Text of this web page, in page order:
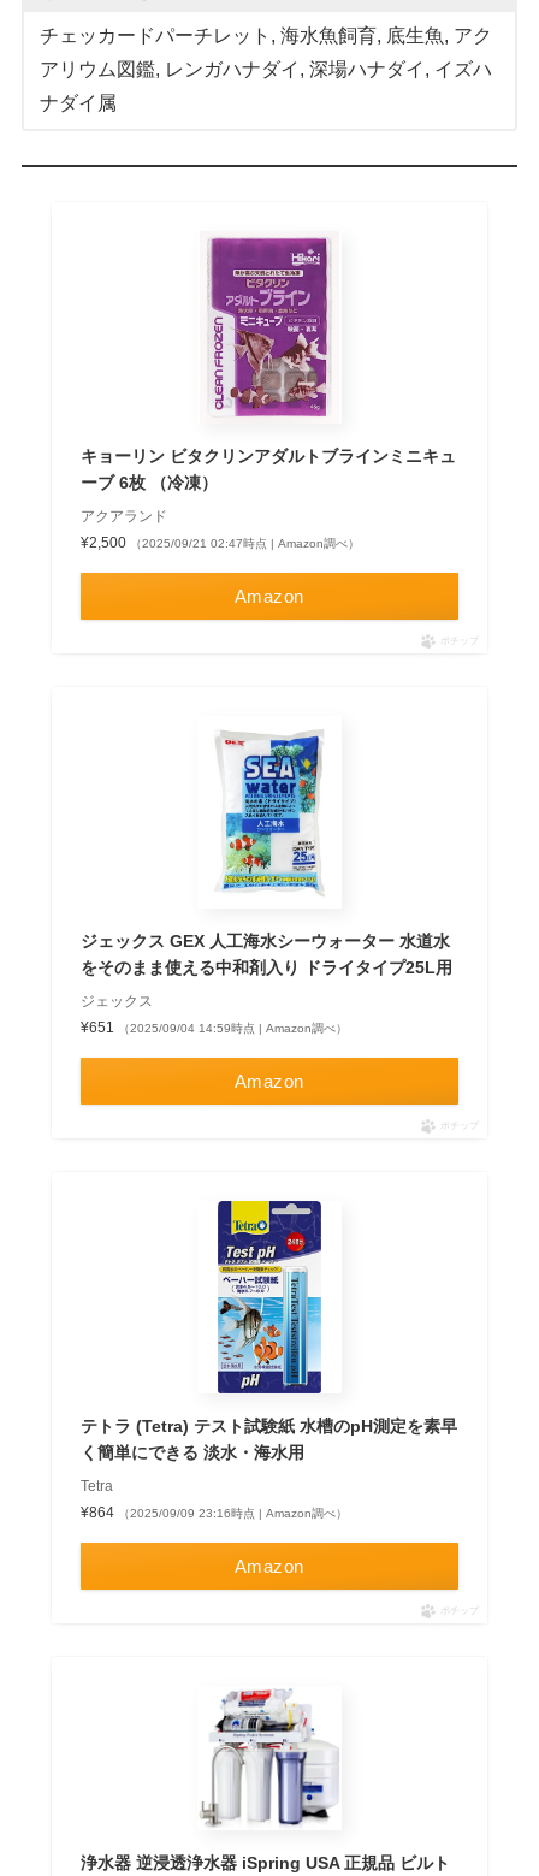
チェッカードパーチレット , 海水魚飼育, 底生魚, アク
アリウム図鑑, レンガハナダイ , 深場ハナダイ , イズハ
ナダイ属
キョーリン ビタクリンアダルトブラインミニキュ
ーブ 6枚 （冷凍）
アクアランド
¥2,500
（2025/09/21 02:47時点 | Amazon調べ）
Amazon
ポチップ
ジェックス GEX 人工海水シーウォーター 水道水
をそのまま使える中和剤入り ドライタイプ25L用
ジェックス
¥651
（2025/09/04 14:59時点 | Amazon調べ）
Amazon
ポチップ
テトラ (Tetra) テスト試験紙 水槽のpH測定を素早
く簡単にできる 淡水・海水用
Tetra
¥864
（2025/09/09 23:16時点 | Amazon調べ）
Amazon
ポチップ
浄水器 逆浸透浄水器 iSpring USA 正規品 ビルト